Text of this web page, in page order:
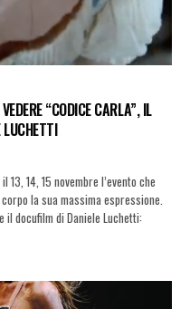
“CODICE CARLA”, IL
LUCHETTI
13, 14, 15 novembre l’evento che
la sua massima espressione.
il docufilm di Daniele Luchetti: